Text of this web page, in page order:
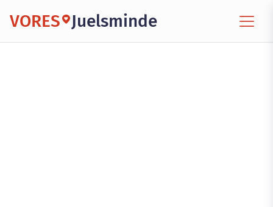
VORES Juelsminde